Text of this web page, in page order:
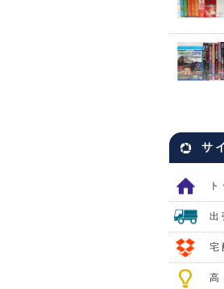
サ
出
宅
高